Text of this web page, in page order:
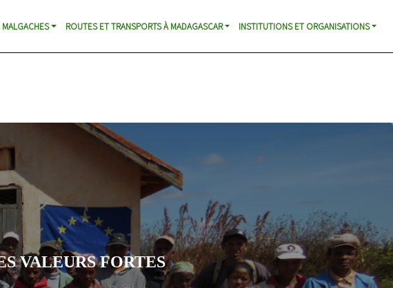
à travers une éducation citoyenne et la réalisation d’Actions d’Intérêt
ROUTES ET TRANSPORTS À MADAGASCAR INSTITUTIONS ET ORGANISATIONS
FORTES